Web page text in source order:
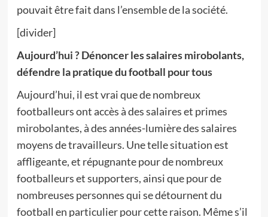
pouvait être fait dans l’ensemble de la société.
[divider]
Aujourd’hui ? Dénoncer les salaires mirobolants,
défendre la pratique du football pour tous
Aujourd’hui, il est vrai que de nombreux
footballeurs ont accès à des salaires et primes
mirobolantes, à des années-lumière des salaires
moyens de travailleurs. Une telle situation est
affligeante, et répugnante pour de nombreux
footballeurs et supporters, ainsi que pour de
nombreuses personnes qui se détournent du
football en particulier pour cette raison. Même s’il